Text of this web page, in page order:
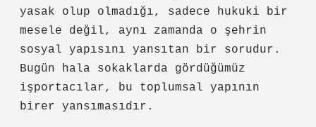
yasak olup olmadığı, sadece hukuki bir
mesele değil, aynı zamanda o şehrin
sosyal yapısını yansıtan bir sorudur.
Bugün hala sokaklarda gördüğümüz
işportacılar, bu toplumsal yapının
birer yansımasıdır.